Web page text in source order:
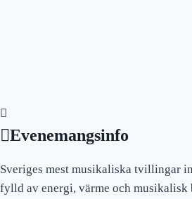
Evenemangsinfo
Sveriges mest musikaliska tvillingar
fylld av energi, värme och musikalisk